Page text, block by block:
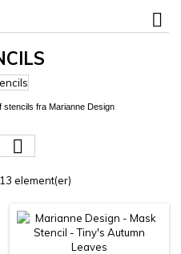
stencils fra Marianne Design

element(er)